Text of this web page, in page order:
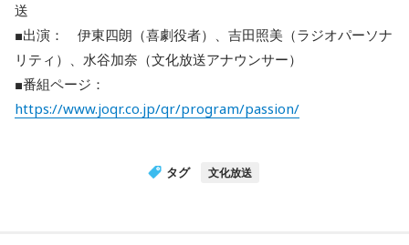
送
■出演： 伊東四朗（喜劇役者）、吉田照美（ラジオパーソナ
リティ）、水谷加奈（文化放送アナウンサー）
■番組ページ：
https://www.joqr.co.jp/qr/program/passion/
タグ 文化放送